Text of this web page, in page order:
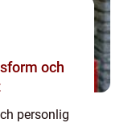
personlig